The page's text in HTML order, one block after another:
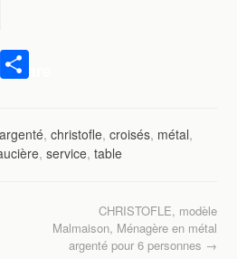
Share
ta
g
argenté,christofle,croisés, métal,
,service,table
CHRISTOFLE, modèle
Malmaison, Ménagère en métal
argenté pour 6 personnes →